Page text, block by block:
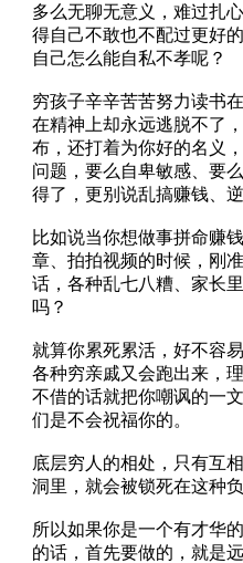
多么无聊无意义，难过扎
得自己不敢也不配过更好
自己怎么能自私不孝呢？
穷孩子辛辛苦苦努力读书
在精神上却永远逃脱不了
布，还打着为你好的名义
问题，要么自卑敏感、要
得了，更别说乱搞赚钱、逆
比如说当你想做事拼命赚
章、拍拍视频的时候，刚
话，各种乱七八糟、家长
吗？
就算你累死累活，好不容
各种穷亲戚又会跑出来，
不借的话就把你嘲讽的一
们是不会祝福你的。
底层穷人的相处，只有互
洞里，就会被锁死在这种
所以如果你是一个有才华
的话，首先要做的，就是